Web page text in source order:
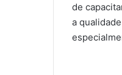
de
a